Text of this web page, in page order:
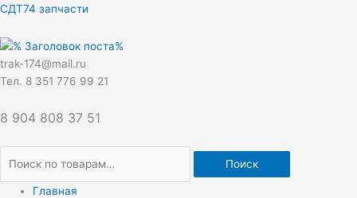
Перейти
содержимому
СДТ74 запчасти
trak-174@mail.ru
Тел. 8 351 776 99 21
8 904 808 37 51
Искать:
Поиск
Главная